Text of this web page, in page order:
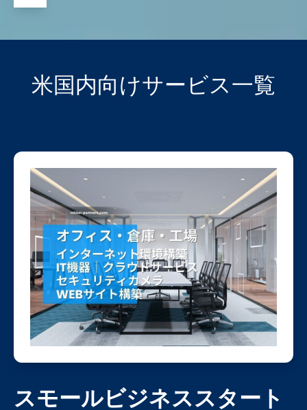
米国内向けサービス一覧
スモールビジネススタート